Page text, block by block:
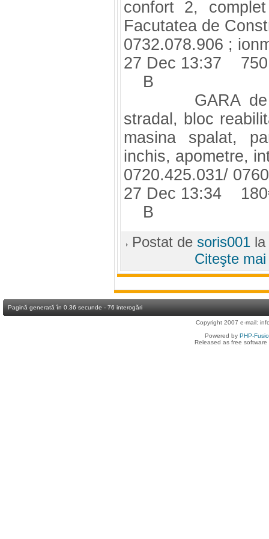
confort 2,
Facutatea de
0732.078.906 ;
27 Dec 13:37
B
GARA de
stradal, bloc
masina spalat,
inchis, apometre,
0720.425.031/
27 Dec 13:34
B
Postat de soris001la
Citeşte
Pagină generată în 0.36 secunde - 76 interogări
Copyright 2007 e-mail:
Powered by PHP-
Released as free